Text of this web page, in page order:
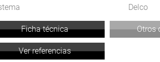
Delco
Ficha técnica Otros
Ver referencias